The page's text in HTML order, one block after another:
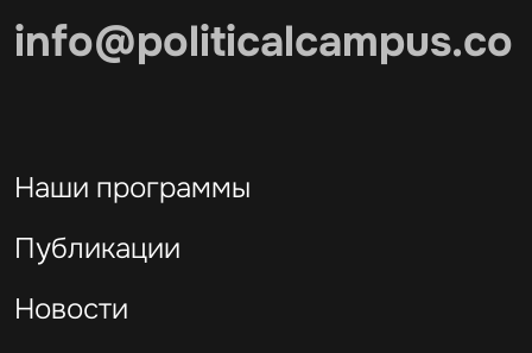
info@politicalcampus.co
Наши программы
Публикации
Новости